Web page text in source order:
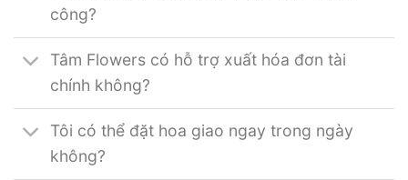
công?
Tâm Flowers có hỗ trợ xuất hóa đơn tài
chính không?
Tôi có thể đặt hoa giao ngay trong ngày
không?